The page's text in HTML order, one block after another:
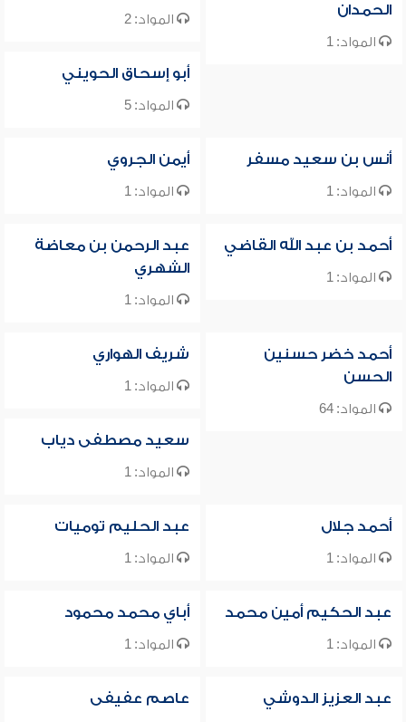
الحمدان
المواد: 1
المواد: 2
أبو إسحاق الحويني
المواد: 5
أنس بن سعيد مسفر
المواد: 1
أيمن الجروي
المواد: 1
أحمد بن عبد الله القاضي
المواد: 1
عبد الرحمن بن معاضة
الشهري
المواد: 1
أحمد خضر حسنين
الحسن
المواد: 64
شريف الهواري
المواد: 1
سعيد مصطفى دياب
المواد: 1
أحمد جلال
المواد: 1
عبد الحليم توميات
المواد: 1
عبد الحكيم أمين محمد
المواد: 1
أباي محمد محمود
المواد: 1
عبد العزيز الدوشي عاصم عفيفى